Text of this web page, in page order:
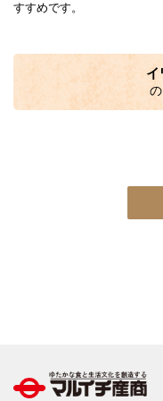
すすめです。
イ